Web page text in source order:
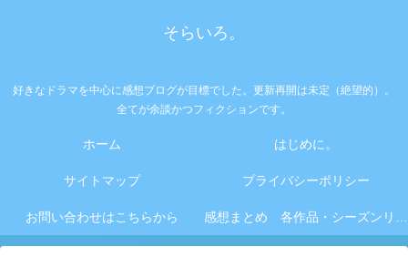
そらいろ。
好きなドラマを中心に感想ブログが目標でした。更新再開は未定（絶望的）。
全てが余談かつフィクションです。
ホーム はじめに。
サイトマップ プライバシーポリシー
お問い合わせはこちらから 感想まとめ 各作品・シーズンリンク集